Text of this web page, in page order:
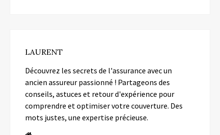
LAURENT
Découvrez les secrets de l'assurance avec un
ancien assureur passionné ! Partageons des
conseils, astuces et retour d'expérience pour
comprendre et optimiser votre couverture. Des
mots justes, une expertise précieuse.